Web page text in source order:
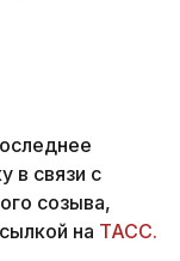
в связи с
созыва,
на ТАСС.